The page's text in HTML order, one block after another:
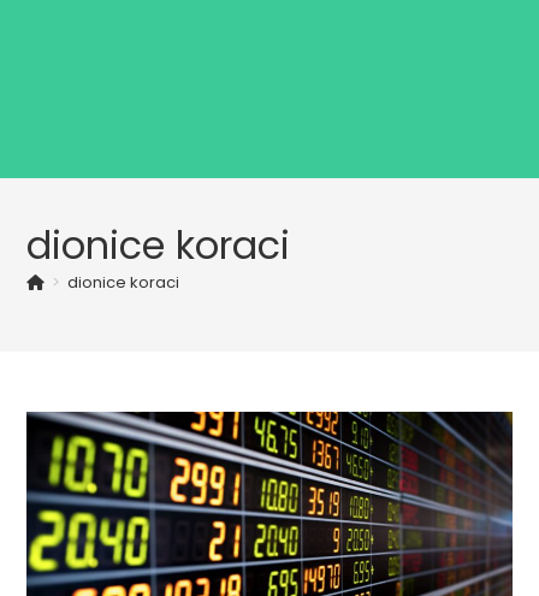
dionice koraci
> dionice koraci